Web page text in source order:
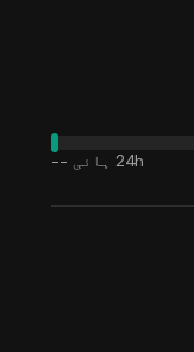
24h ہائی --